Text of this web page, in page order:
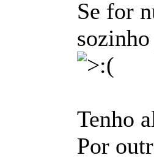
Se for
Tenho
Por